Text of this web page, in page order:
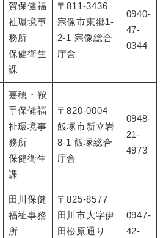
賀保健福
祉環境事
務所
保健衛生
課
〒811-3436
宗像市東郷1-
2-1 宗像総合
庁舎
0940-
47-
0344
嘉穂・鞍
⼿保健福
祉環境事
務所
保健衛生
課
〒820-0004
飯塚市新⽴岩
8-1 飯塚総合
庁舎
0948-
21-
4973
田川保健
福祉事務
所
〒825-8577
田川市大字伊
田松原通り
0947-
42-